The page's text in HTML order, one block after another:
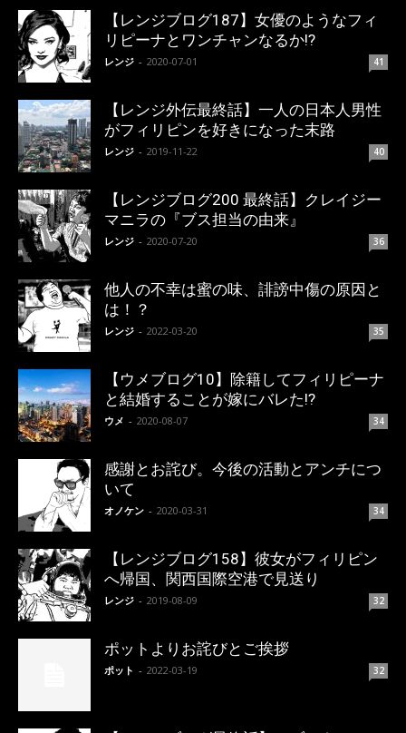
【レンジブログ187】女優のようなフィ
リピーナとワンチャンなるか!?
レンジ - 2020-07-01 41
【レンジ外伝最終話】一人の日本人男性
がフィリピンを好きになった末路
レンジ - 2019-11-22 40
【レンジブログ200 最終話】クレイジー
マニラの『ブス担当の由来』
レンジ - 2020-07-20 36
他人の不幸は蜜の味、誹謗中傷の原因と
は！？
レンジ - 2022-03-20 35
【ウメブログ10】除籍してフィリピーナ
と結婚することが嫁にバレた!?
ウメ - 2020-08-07 34
感謝とお詫び。今後の活動とアンチにつ
いて
オノケン - 2020-03-31 34
【レンジブログ158】彼女がフィリピン
へ帰国、関西国際空港で見送り
レンジ - 2019-08-09 32
ポットよりお詫びとご挨拶
ポット - 2022-03-19 32